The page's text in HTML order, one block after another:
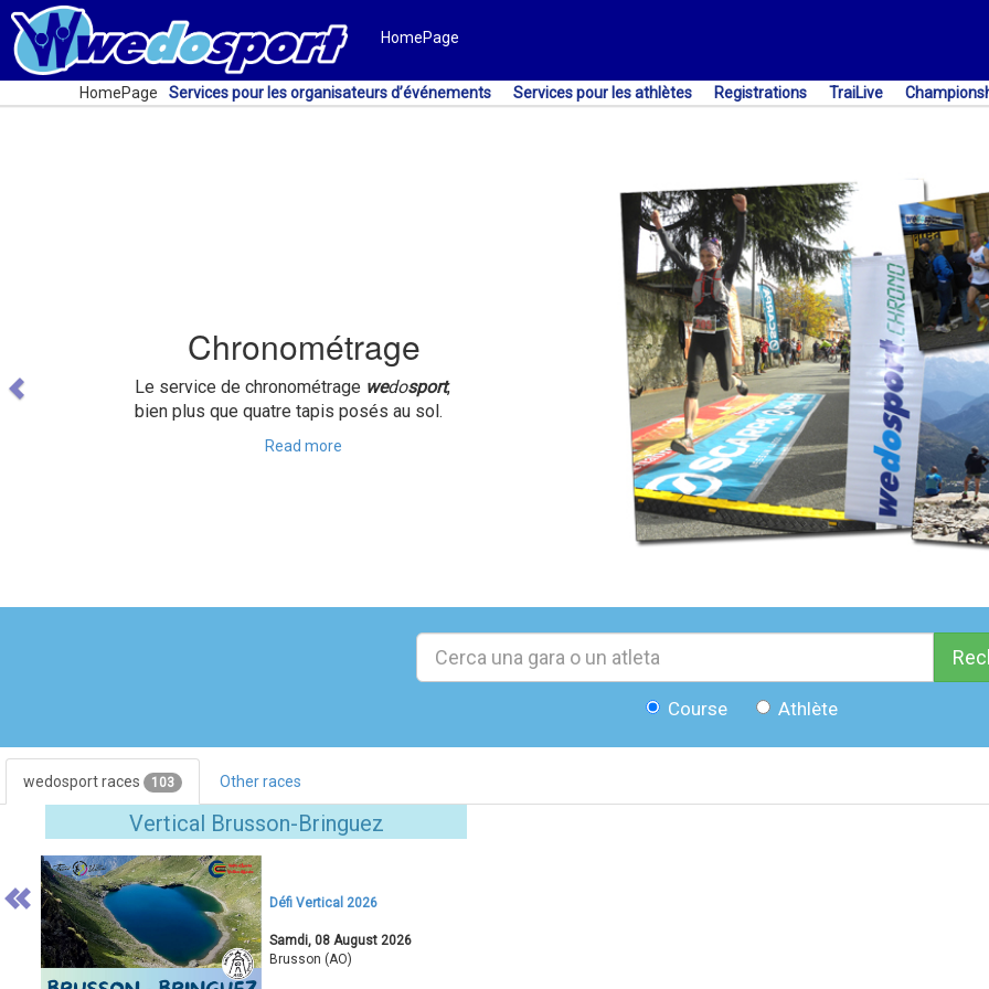
HomePage
HomePage Services pour les organisateurs d’événements Services pour les athlètes Registrations TraiLive
Chronométrage
Le service de chronométrage wedosport,
bien plus que quatre tapis posés au sol.
Read more
Course Athlète
wedosport races 103 Other races
Vertical Brusson-Bringuez
Défi Vertical 2026
Samdi, 08 August 2026
Brusson (AO)